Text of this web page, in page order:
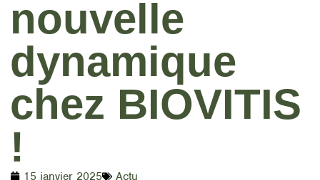
nouvelle
dynamique
chez BIOVITIS
!
15 janvier 2025 Actu